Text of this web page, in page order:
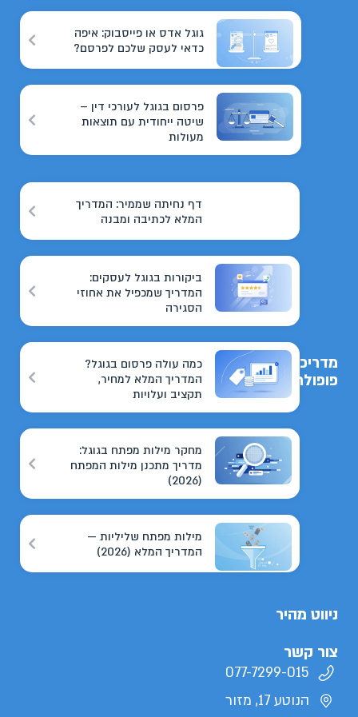
גוגל אדס או פייסבוק: איפה
כדאי לעסק שלכם לפרסם?
פרסום בגוגל לעורכי דין –
שיטה ייחודית עם תוצאות
מעולות
מדריכים
פופולריים
דף נחיתה שממיר: המדריך
המלא לכתיבה ומבנה
ביקורות בגוגל לעסקים:
המדריך שמכפיל את אחוזי
הסגירה
כמה עולה פרסום בגוגל?
המדריך המלא למחיר,
תקציב ועלויות
מחקר מילות מפתח בגוגל:
מדריך מתכנן מילות המפתח
(2026)
מילות מפתח שליליות —
המדריך המלא (2026)
ניווט מהיר
צור קשר
077-7299-015
הנוטע 17, מזור